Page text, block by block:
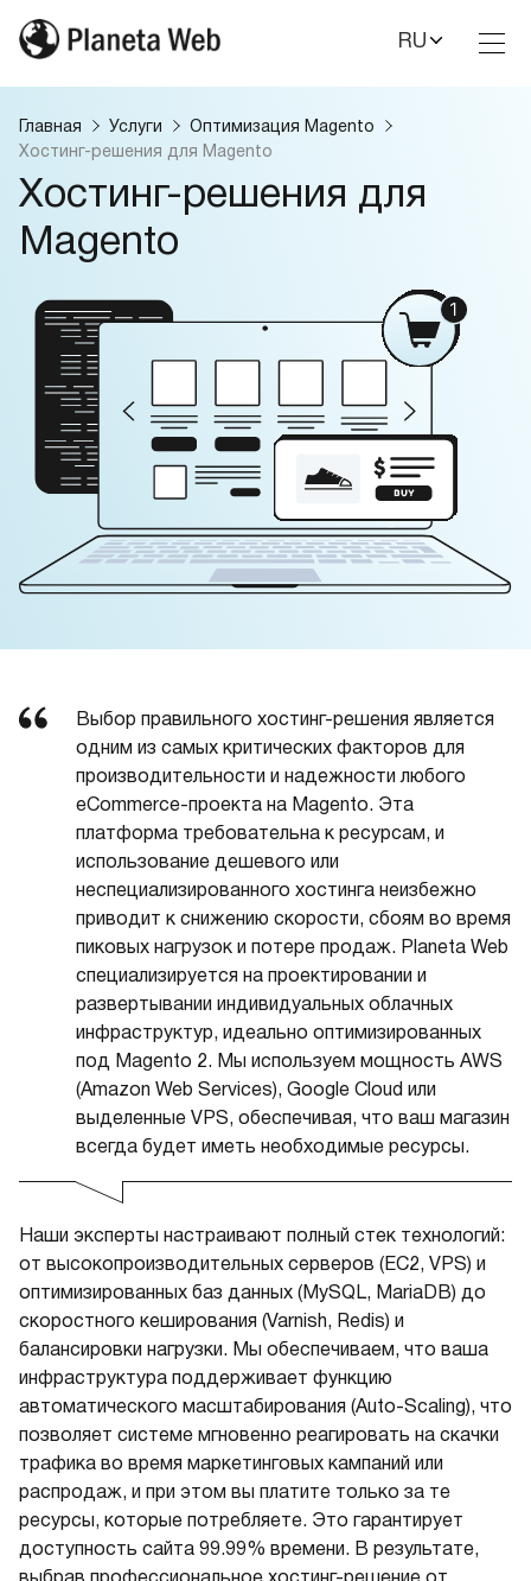
RU
Главная Услуги
Оптимизация Magento
Хостинг-решения для Magento
Хостинг-решения для
Magento
Выбор правильного хостинг-решения является
одним из самых критических факторов для
производительности и надежности любого
eCommerce-проекта на Magento. Эта
платформа требовательна к ресурсам, и
использование дешевого или
неспециализированного хостинга неизбежно
приводит к снижению скорости, сбоям во время
пиковых нагрузок и потере продаж. Planeta Web
специализируется на проектировании и
развертывании индивидуальных облачных
инфраструктур, идеально оптимизированных
под Magento 2. Мы используем мощность AWS
(Amazon Web Services), Google Cloud или
выделенные VPS, обеспечивая, что ваш магазин
всегда будет иметь необходимые ресурсы.
Наши эксперты настраивают полный стек технологий:
от высокопроизводительных серверов (EC2, VPS) и
оптимизированных баз данных (MySQL, MariaDB) до
скоростного кеширования (Varnish, Redis) и
балансировки нагрузки. Мы обеспечиваем, что ваша
инфраструктура поддерживает функцию
автоматического масштабирования (Auto-Scaling), что
позволяет системе мгновенно реагировать на скачки
трафика во время маркетинговых кампаний или
распродаж, и при этом вы платите только за те
ресурсы, которые потребляете. Это гарантирует
доступность сайта 99.99% времени. В результате,